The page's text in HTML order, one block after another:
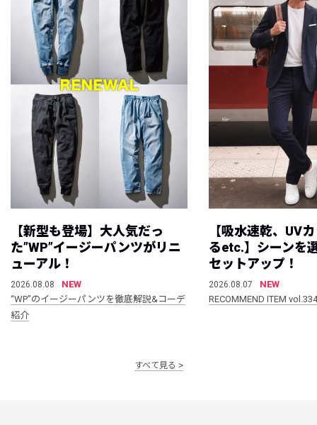
【新型も登場】大人気だっ
た”WP”イージーパンツがリニ
ューアル！
2026.08.08
NEW
“WP”のイージーパンツを徹底解説&コーデ
紹介
【吸水速乾、UV
るetc.】シーンを
セットアップ！
2026.08.07
NEW
RECOMMEND ITEM vol.334
すべて見る